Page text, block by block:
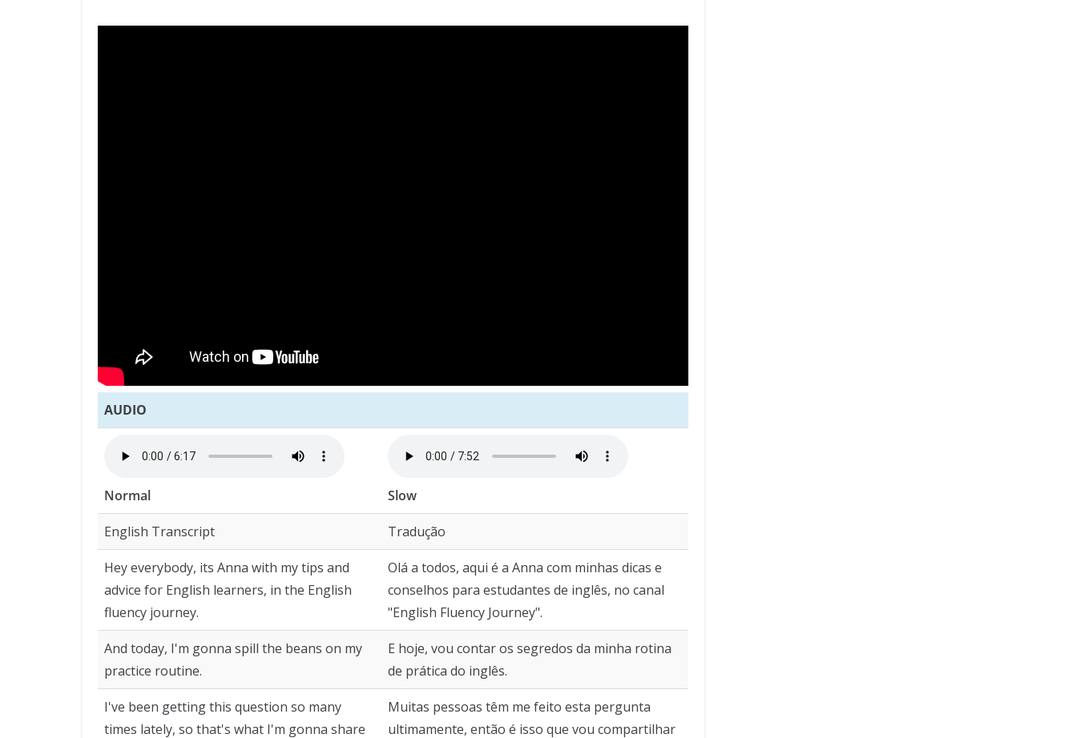
AUDIO
Normal Slow
English Transcript Tradução
Hey everybody, its Anna with my tips and
advice for English learners, in the English
fluency journey.
Olá a todos, aqui é a Anna com minhas dicas e
conselhos para estudantes de inglês, no canal
"English Fluency Journey".
And today, I'm gonna spill the beans on my
practice routine.
E hoje, vou contar os segredos da minha rotina
de prática do inglês.
I've been getting this question so many
times lately, so that's what I'm gonna share
Muitas pessoas têm me feito esta pergunta
ultimamente, então é isso que vou compartilhar